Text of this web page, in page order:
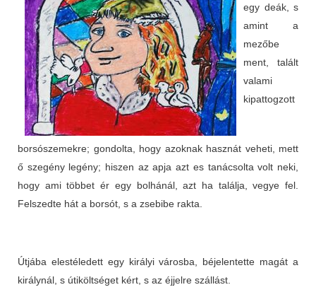
egy deák, s
amint a
mezőbe
ment, talált
valami
kipattogzott
borsószemekre; gondolta, hogy azoknak hasznát veheti, mett
ő szegény legény; hiszen az apja azt es tanácsolta volt neki,
hogy ami többet ér egy bolhánál, azt ha találja, vegye fel.
Felszedte hát a borsót, s a zsebibe rakta.
Útjába elestéledett egy királyi városba, béjelentette magát a
királynál, s útiköltséget kért, s az éjjelre szállást.